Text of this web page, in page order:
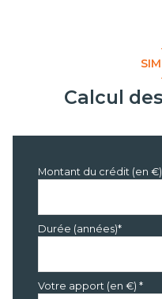
Calcul
Montant du crédit (en
Durée (années)*
Votre apport (en €) *